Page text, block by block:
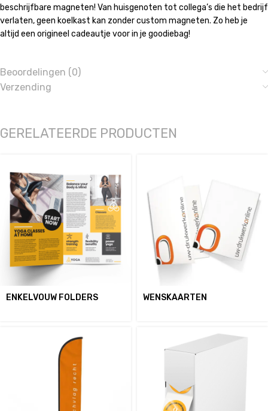
beschrijfbare magneten! Van huisgenoten tot collega’s die het bedrijf
verlaten, geen koelkast kan zonder custom magneten. Zo heb je
altijd een origineel cadeautje voor in je goodiebag!
Beoordelingen (0)
Verzending
GERELATEERDE PRODUCTEN
ENKELVOUW FOLDERS WENSKAARTEN